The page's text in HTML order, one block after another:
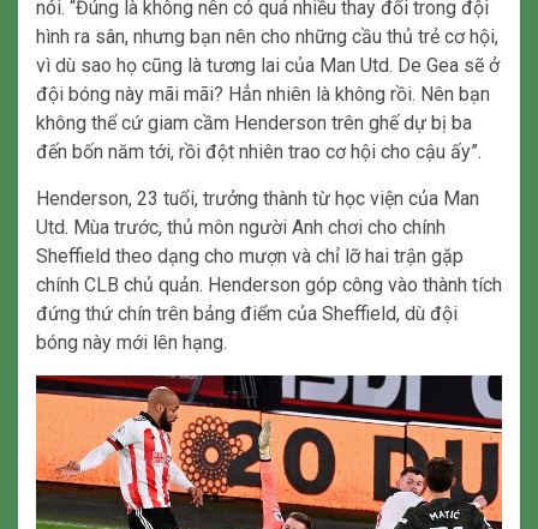
nói. “Đúng là không nên có quá nhiều thay đổi trong đội
hình ra sân, nhưng bạn nên cho những cầu thủ trẻ cơ hội,
vì dù sao họ cũng là tương lai của Man Utd. De Gea sẽ ở
đội bóng này mãi mãi? Hẳn nhiên là không rồi. Nên bạn
không thể cứ giam cầm Henderson trên ghế dự bị ba
đến bốn năm tới, rồi đột nhiên trao cơ hội cho cậu ấy”.
Henderson, 23 tuổi, trưởng thành từ học viện của Man
Utd. Mùa trước, thủ môn người Anh chơi cho chính
Sheffield theo dạng cho mượn và chỉ lỡ hai trận gặp
chính CLB chủ quản. Henderson góp công vào thành tích
đứng thứ chín trên bảng điểm của Sheffield, dù đội
bóng này mới lên hạng.